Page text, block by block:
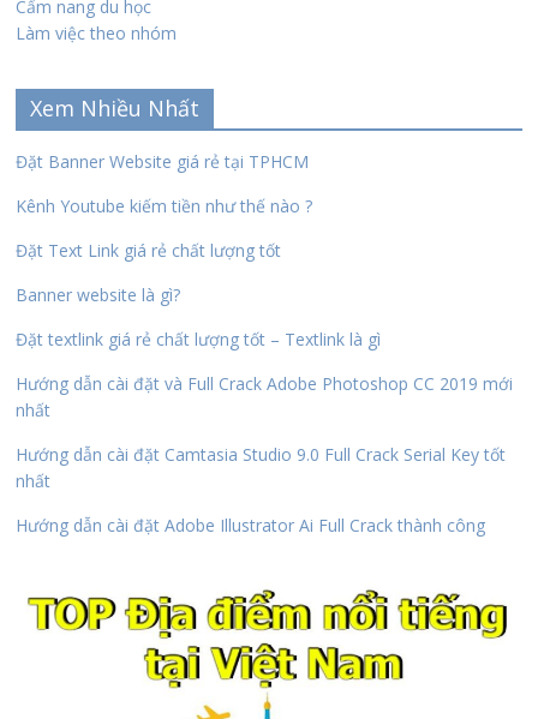
Cẩm nang du học
Làm việc theo nhóm
Xem Nhiều Nhất
Đặt Banner Website giá rẻ tại TPHCM
Kênh Youtube kiếm tiền như thế nào ?
Đặt Text Link giá rẻ chất lượng tốt
Banner website là gì?
Đặt textlink giá rẻ chất lượng tốt – Textlink là gì
Hướng dẫn cài đặt và Full Crack Adobe Photoshop CC 2019 mới
nhất
Hướng dẫn cài đặt Camtasia Studio 9.0 Full Crack Serial Key tốt
nhất
Hướng dẫn cài đặt Adobe Illustrator Ai Full Crack thành công